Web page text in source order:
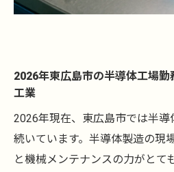
2026年東広島市の半導体工場
工業
2026年現在、東広島市では半
続いています。半導体製造の現
と機械メンテナンスの力がとて